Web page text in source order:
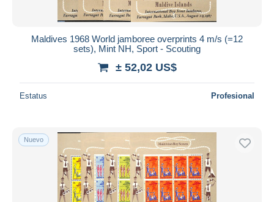
Maldives 1968 World jamboree overprints 4 m/s (=12
sets), Mint NH, Sport - Scouting
± 52,02 US$
Estatus Profesional
Nuevo